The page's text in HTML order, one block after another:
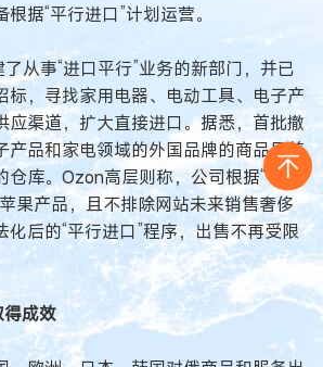
据“平行进口”计划运营。
从事“进口平行”业务的新部门，并已
标，寻找家用电器、电动工具、电子产
应渠道，扩大直接进口。据悉，首批撤
产品和家电领域的外国品牌的商品目前
仓库。Ozon高层则称，公司根据“平行
果产品，且不排除网站未来销售奢侈
化后的“平行进口”程序，出售不再受限
得成效